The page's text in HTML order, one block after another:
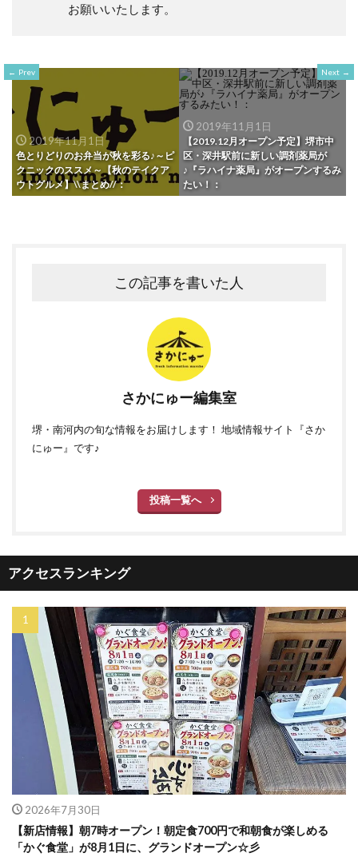
お願いいたします。
Prev
2019年11月1日
色とりどりのお弁当が秋を彩る♪～ピ
クニックのススメ～【秋のテイクア
ウトグルメ】\\まとめ//：
Next
2019年11月1日
【2019.12月オープン予定】堺市中
区・深井駅前に新しい調剤薬局が
♪『ラハイナ薬局』がオープンするみ
たい！：
この記事を書いた人
さかにゅー編集室
堺・南河内の旬な情報をお届けします！ 地域情報サイト『さか
にゅー』です♪
投稿一覧へ
アクセスランキング
2026年7月30日
【新店情報】朝7時オープン！朝定食700円で和朝食が楽しめる
「かぐ食堂」が8月1日に、グランドオープン☆彡